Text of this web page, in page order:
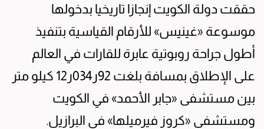
حققت دولة الكويت إنجازا تاريخيا بدخولها
موسوعة «غينيس» للأرقام القياسية بتنفيذ
أطول جراحة روبوتية عابرة للقارات في العالم
على الإطلاق بمسافة بلغت 92ر034ر12 كيلو متر
بين مستشفى «جابر الأحمد» في الكويت
ومستشفى «كروز فيرميلها» في البرازيل.